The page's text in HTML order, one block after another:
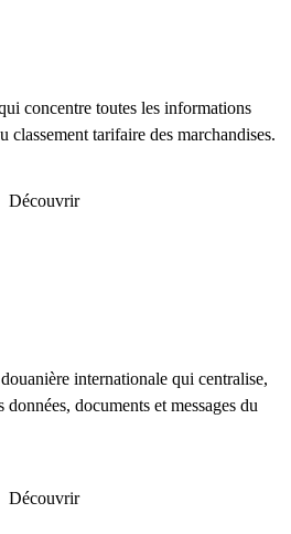
concentre toutes les informations
classement tarifaire des marchandises.
Découvrir
internationale qui centralise,
documents et messages du
Découvrir